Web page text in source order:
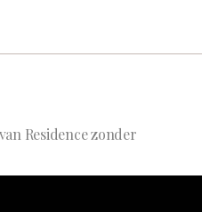
Residence zonder